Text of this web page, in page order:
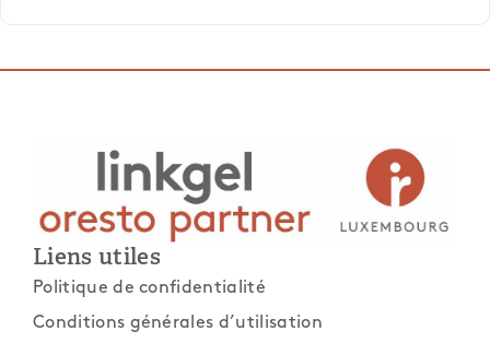
Liens utiles
Politique de confidentialité
Conditions générales d’utilisation